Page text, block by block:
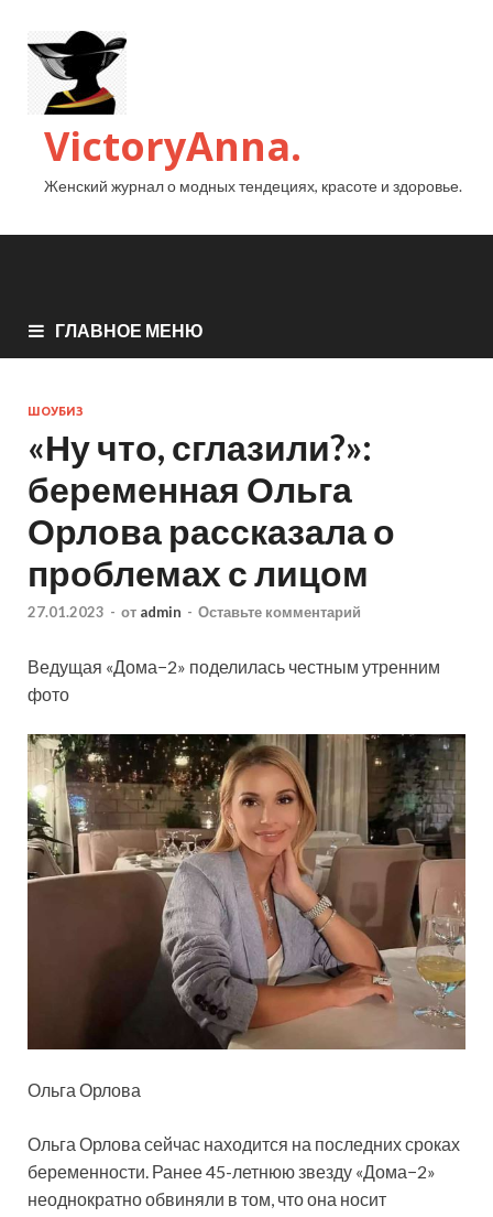
VictoryAnna.
Женский журнал о модных тендециях, красоте и здоровье.
ГЛАВНОЕ МЕНЮ
ШОУБИЗ
«Ну что, сглазили?»:
беременная Ольга
Орлова рассказала о
проблемах с лицом
27.01.2023 - от admin - Оставьте комментарий
Ведущая «Дома−2» поделилась честным утренним
фото
Ольга Орлова
Ольга Орлова сейчас находится на последних сроках
беременности. Ранее 45-летнюю звезду «Дома−2»
неоднократно обвиняли в том, что она носит